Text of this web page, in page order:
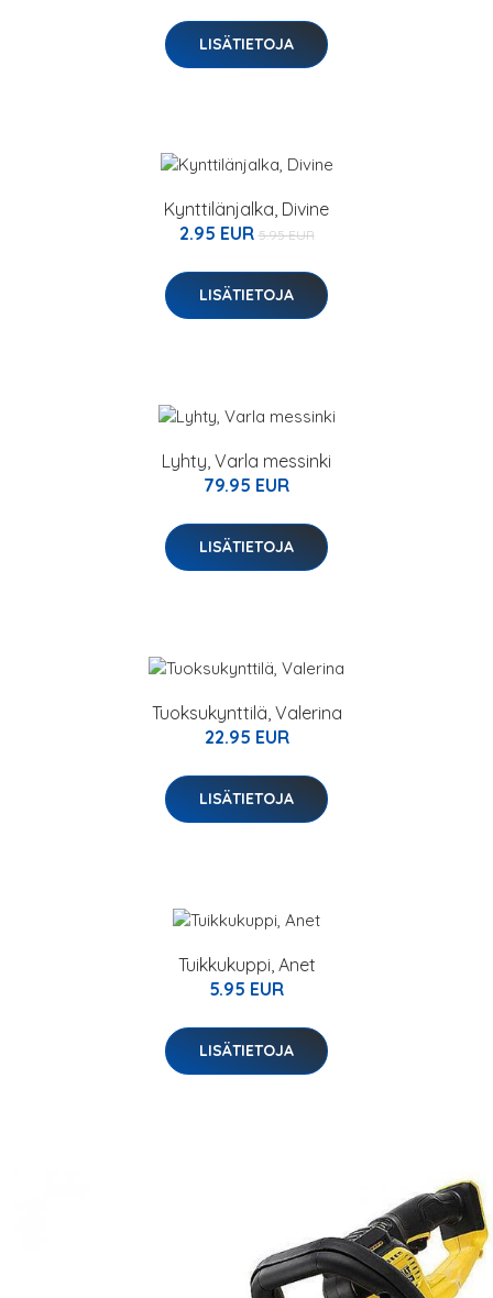
LISÄTIETOJA
Kynttilänjalka, Divine
2.95 EUR 5.95 EUR
LISÄTIETOJA
Lyhty, Varla messinki
79.95 EUR
LISÄTIETOJA
Tuoksukynttilä, Valerina
22.95 EUR
LISÄTIETOJA
Tuikkukuppi, Anet
5.95 EUR
LISÄTIETOJA